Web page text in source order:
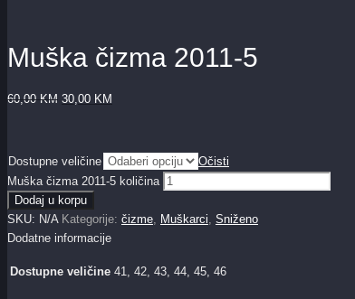
Muška čizma 2011-5
60,00 KM 30,00 KM
Dostupne veličine
Očisti
Muška čizma 2011-5 količina
Dodaj u korpu
SKU: N/A Kategorije: čizme, Muškarci, Sniženo
Dodatne informacije
Dostupne veličine 41, 42, 43, 44, 45, 46